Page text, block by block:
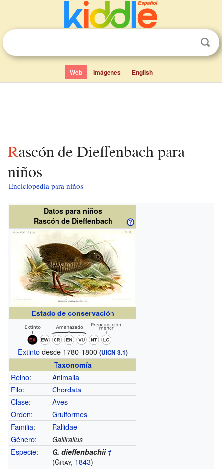
Web Imágenes English
Rascón de Dieffenbach para
niños
Enciclopedia para niños
Datos para niños
Rascón de Dieffenbach
Estado de conservación
Extintodesde 1780-1800(UICN 3.1)
Taxonomía
Reino:
Animalia
Filo:
Chordata
Clase:
Aves
Orden:
Gruiformes
Familia:
Rallidae
Género: Gallirallus
Especie: G. dieffenbachii †
(Gray, 1843)